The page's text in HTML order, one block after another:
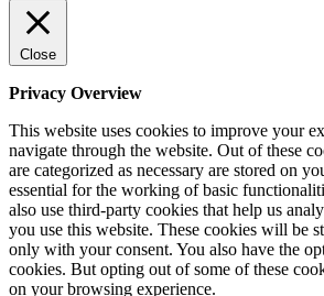
Close
Privacy Overview
This website uses cookies to improve your
navigate through the website. Out of these
are categorized as necessary are stored on
essential for the working of basic
also use third-party cookies that help us
you use this website. These cookies will be
only with your consent. You also have the
cookies. But opting out of some of these
on your browsing experience.